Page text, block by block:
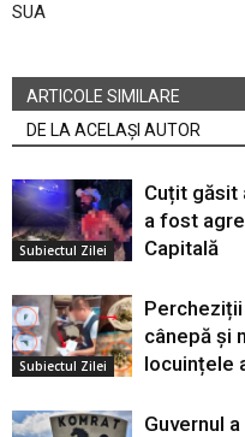
SUA
ARTICOLE SIMILARE
DE LA ACELAȘI AUTOR
Subiectul Zilei
Cuțit găsit
a fost
Capitală
Subiectul Zilei
cânepă și
locuințele
Guvernul